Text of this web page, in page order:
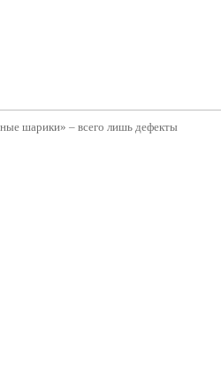
шарики» – всего лишь дефекты